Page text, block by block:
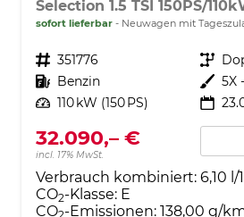
sofort lieferbar Neuwagen mit
Fahrzeugnr. 351776 Getriebe
Kraftstoff Benzin Außenfarbe
Leistung 110 kW (150 PS)
32.090,– €
incl. 17% MwSt.
Verbrauch kombiniert: 6,10
CO2-Klasse: E
CO -Emissionen: 138,00 g/